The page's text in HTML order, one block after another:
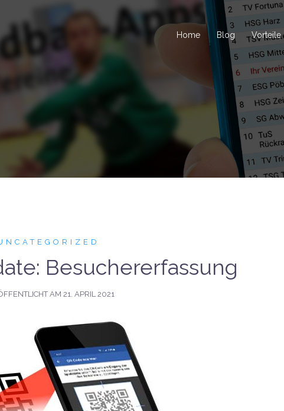
Home Blog Vorteile
Besuchererfassung
AM 21. APRIL 2021